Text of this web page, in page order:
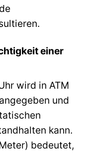
einer
wird in ATM
und
kann.
bedeutet,